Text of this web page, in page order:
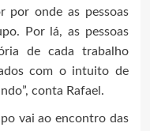
por onde as pessoas
Por lá, as pessoas
de cada trabalho
com o intuito de
conta Rafael.
vai ao encontro das